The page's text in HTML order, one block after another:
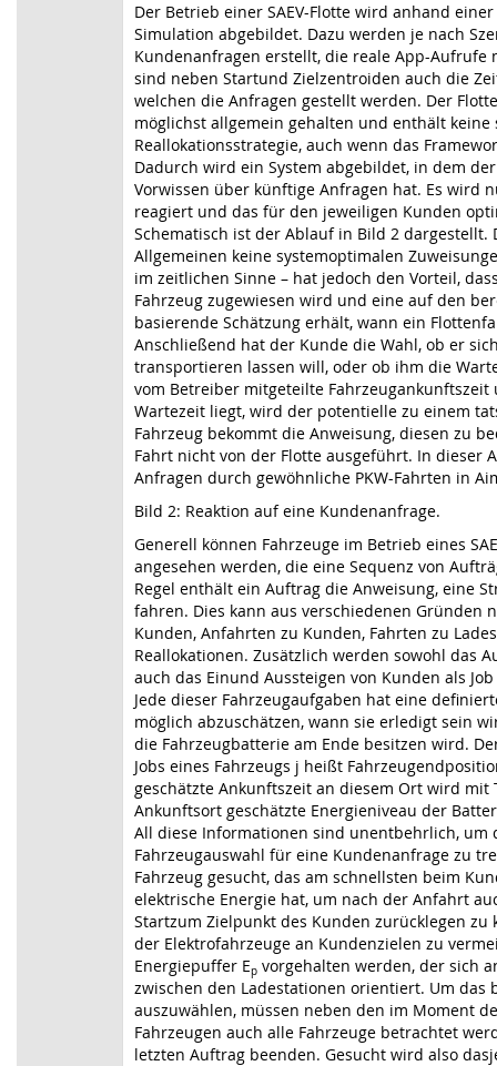
Der Betrieb einer SAEV-Flotte wird anhand
Simulation abgebildet. Dazu werden je nach
Kundenanfragen erstellt, die reale App-Aufrufe
sind neben Startund Zielzentroiden auch die
welchen die Anfragen gestellt werden. Der
möglichst allgemein gehalten und enthält keine
Reallokationsstrategie, auch wenn das
Dadurch wird ein System abgebildet, in dem
Vorwissen über künftige Anfragen hat. Es wird
reagiert und das für den jeweiligen Kunden
Schematisch ist der Ablauf in Bild 2 dargestellt.
Allgemeinen keine systemoptimalen
im zeitlichen Sinne – hat jedoch den Vorteil,
Fahrzeug zugewiesen wird und eine auf den
basierende Schätzung erhält, wann ein
Anschließend hat der Kunde die Wahl, ob er
transportieren lassen will, oder ob ihm die
vom Betreiber mitgeteilte
Wartezeit liegt, wird der potentielle zu einem
Fahrzeug bekommt die Anweisung, diesen zu
Fahrt nicht von der Flotte ausgeführt. In dieser
Anfragen durch gewöhnliche PKW-Fahrten in
Bild 2: Reaktion auf eine Kundenanfrage.
Generell können Fahrzeuge im Betrieb eines
angesehen werden, die eine Sequenz von
Regel enthält ein Auftrag die Anweisung, eine
fahren. Dies kann aus verschiedenen Gründen
Kunden, Anfahrten zu Kunden, Fahrten zu
Reallokationen. Zusätzlich werden sowohl das
auch das Einund Aussteigen von Kunden als
Jede dieser Fahrzeugaufgaben hat eine
möglich abzuschätzen, wann sie erledigt sein
die Fahrzeugbatterie am Ende besitzen wird.
Jobs eines Fahrzeugs j heißt
geschätzte Ankunftszeit an diesem Ort wird mit
Ankunftsort geschätzte Energieniveau der
All diese Informationen sind unentbehrlich, um
Fahrzeugauswahl für eine Kundenanfrage zu
Fahrzeug gesucht, das am schnellsten beim
elektrische Energie hat, um nach der Anfahrt
Startzum Zielpunkt des Kunden zurücklegen zu
der Elektrofahrzeuge an Kundenzielen zu
Energiepuffer Ep vorgehalten werden, der sich
zwischen den Ladestationen orientiert. Um das
auszuwählen, müssen neben den im Moment
Fahrzeugen auch alle Fahrzeuge betrachtet
letzten Auftrag beenden. Gesucht wird also